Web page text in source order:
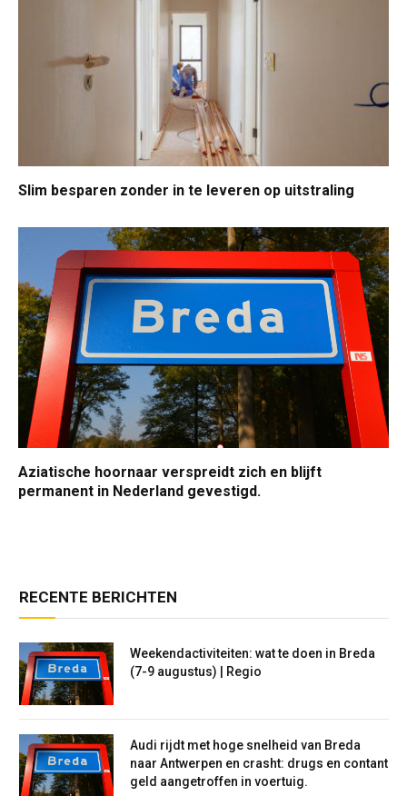
Slim besparen zonder in te leveren op uitstraling
Aziatische hoornaar verspreidt zich en blijft
permanent in Nederland gevestigd.
RECENTE BERICHTEN
Weekendactiviteiten: wat te doen in Breda
(7-9 augustus) | Regio
Audi rijdt met hoge snelheid van Breda
naar Antwerpen en crasht: drugs en contant
geld aangetroffen in voertuig.